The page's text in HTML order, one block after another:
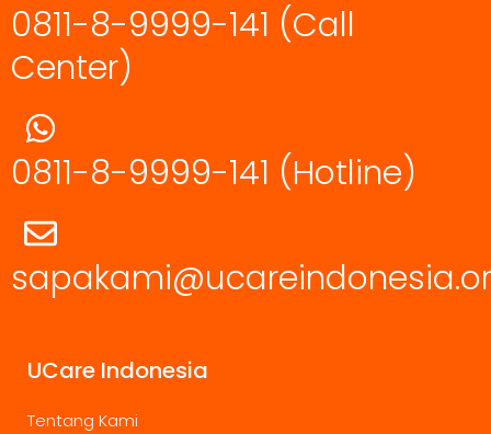
0811-8-9999-141 (Call
Center)
0811-8-9999-141 (Hotline)
UCare Indonesia
Tentang Kami